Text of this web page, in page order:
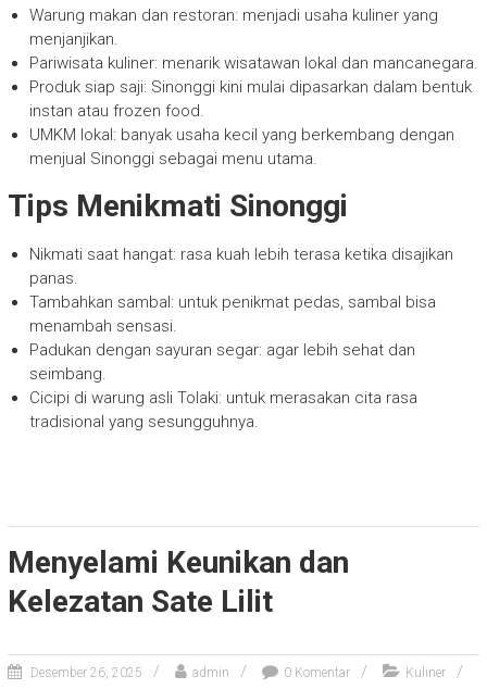
Warung makan dan restoran: menjadi usaha kuliner yang
menjanjikan.
Pariwisata kuliner: menarik wisatawan lokal dan mancanegara.
Produk siap saji: Sinonggi kini mulai dipasarkan dalam bentuk
instan atau frozen food.
UMKM lokal: banyak usaha kecil yang berkembang dengan
menjual Sinonggi sebagai menu utama.
Tips Menikmati Sinonggi
Nikmati saat hangat: rasa kuah lebih terasa ketika disajikan
panas.
Tambahkan sambal: untuk penikmat pedas, sambal bisa
menambah sensasi.
Padukan dengan sayuran segar: agar lebih sehat dan
seimbang.
Cicipi di warung asli Tolaki: untuk merasakan cita rasa
tradisional yang sesungguhnya.
Menyelami Keunikan dan
Kelezatan Sate Lilit
Desember 26, 2025 admin 0 Komentar Kuliner